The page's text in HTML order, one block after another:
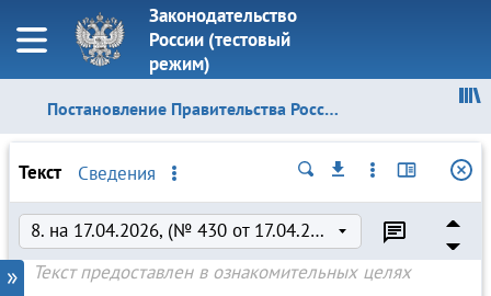
Законодательство
России (тестовый
режим)
Постановление Правительства Российской Федерации от 06.05.2022 № 824
Просмотренные документы
»
Текст Сведения
Слово целиком Учитывать регистр
8. на 17.04.2026, (№ 430 от 17.04.2026), актуальная
Текст предоставлен в ознакомительных целях